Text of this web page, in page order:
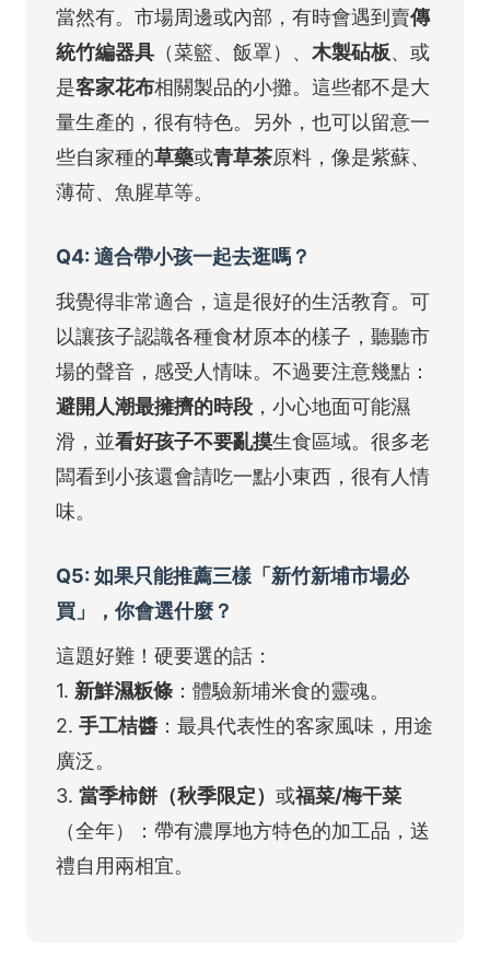
當然有。市場周邊或內部，有時會遇到賣傳
統竹編器具 （菜籃、飯罩）、 木製砧板、或
是客家花布相關製品的小攤。這些都不是大
量生產的，很有特色。另外，也可以留意一
些自家種的草藥或青草茶原料，像是紫蘇、
薄荷、魚腥草等。
Q4: 適合帶小孩一起去逛嗎？
我覺得非常適合，這是很好的生活教育。可
以讓孩子認識各種食材原本的樣子，聽聽市
場的聲音，感受人情味。不過要注意幾點：
避開人潮最擁擠的時段 ，小心地面可能濕
滑，並看好孩子不要亂摸生食區域。很多老
闆看到小孩還會請吃一點小東西，很有人情
味。
Q5: 如果只能推薦三樣「新竹新埔市場必
買」，你會選什麼？
這題好難！硬要選的話：
1. 新鮮濕粄條 ：體驗新埔米食的靈魂。
2. 手工桔醬 ：最具代表性的客家風味，用途
廣泛。
3. 當季柿餅（秋季限定） 或福菜/梅干菜
（全年）：帶有濃厚地方特色的加工品，送
禮自用兩相宜。